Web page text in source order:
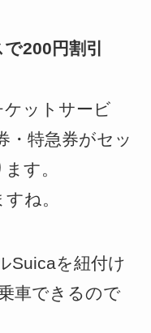
200円割引
ケットサービ
・特急券がセッ
す。
ね。
Suicaを紐付け
車できるので